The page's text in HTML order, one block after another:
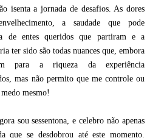
isenta a jornada de desafios. As dores
a saudade que pode
de entes queridos que partiram e a
ter sido são todas nuances que, embora
para a riqueza da experiência
mas não permito que me controle ou
mesmo!
sou sessentona, e celebro não apenas
que se desdobrou até este momento.